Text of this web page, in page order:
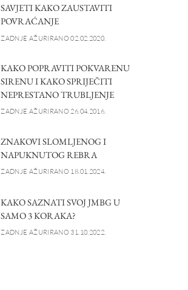
SAVJETI KAKO ZAUSTAVITI
POVRAĆANJE
ZADNJE AŽURIRANO 02.02.2020.
KAKO POPRAVITI POKVARENU
SIRENU I KAKO SPRIJEČITI
NEPRESTANO TRUBLJENJE
ZADNJE AŽURIRANO 26.04.2016.
ZNAKOVI SLOMLJENOG I
NAPUKNUTOG REBRA
ZADNJE AŽURIRANO 18.01.2024.
KAKO SAZNATI SVOJ JMBG U
SAMO 3 KORAKA?
ZADNJE AŽURIRANO 31.10.2022.